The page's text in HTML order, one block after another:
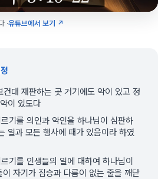
·유튜브에서 보기 ↗
대 재판하는 곳 거기에도 악이 있고 정
이 있도다
기를 의인과 악인을 하나님이 심판하
일과 모든 행사에 때가 있음이라 하였
기를 인생들의 일에 대하여 하나님이
자기가 짐승과 다름이 없는 줄을 깨닫